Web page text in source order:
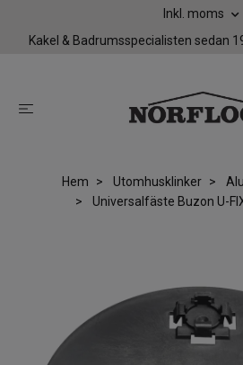
Inkl. moms
Kakel & Badrumsspecialisten
Hem Utomhusklinker
Universalfäste Buzon U-